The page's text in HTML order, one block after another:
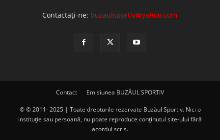
Contactați-ne: buzaulsportiv@yahoo.com
Contact Emisiunea BUZĂUL SPORTIV
© © 2011- 2025 | Toate drepturile rezervate Buzăul Sportiv. Nici o
instituţie sau persoană, nu poate reproduce conţinutul site-ului fără
acordul scris.